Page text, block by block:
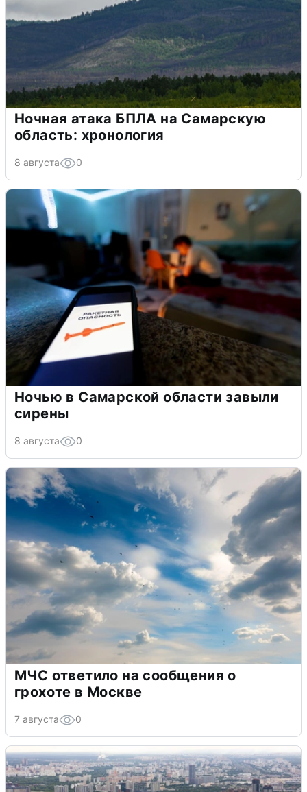
Ночная атака БПЛА на Самарскую
область: хронология
8 августа 0
Ночью в Самарской области завыли
сирены
8 августа 0
МЧС ответило на сообщения о
грохоте в Москве
7 августа 0